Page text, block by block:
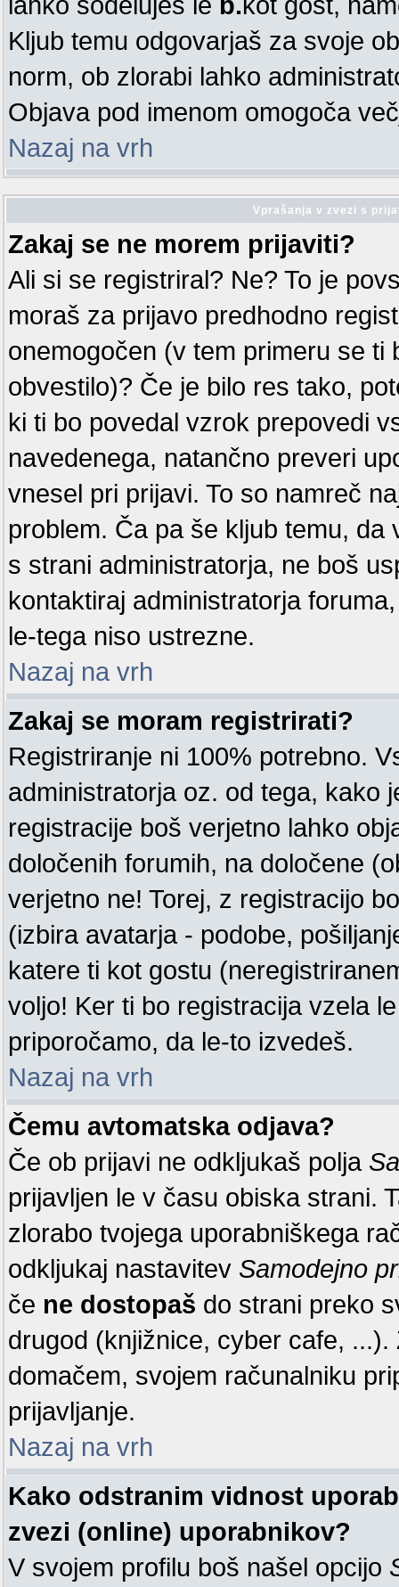
Kljub temu odgovarjaš za svoje
norm, ob zlorabi lahko
Objava pod imenom omogoča
Nazaj na vrh
Vprašanja v zvezi s
Zakaj se ne morem prijaviti?
Ali si se registriral? Ne? To je
moraš za prijavo predhodno
onemogočen (v tem primeru se ti
obvestilo)? Če je bilo res tako,
ki ti bo povedal vzrok prepovedi
navedenega, natančno preveri
vnesel pri prijavi. To so namreč
problem. Ča pa še kljub temu,
s strani administratorja, ne boš
kontaktiraj administratorja
le-tega niso ustrezne.
Nazaj na vrh
Zakaj se moram registrirati?
Registriranje ni 100% potrebno.
administratorja oz. od tega, kako
registracije boš verjetno lahko
določenih forumih, na določene
verjetno ne! Torej, z registracijo
(izbira avatarja - podobe,
katere ti kot gostu
voljo! Ker ti bo registracija vzela
priporočamo, da le-to izvedeš.
Nazaj na vrh
Čemu avtomatska odjava?
Če ob prijavi ne odkljukaš polja
prijavljen le v času obiska strani.
zlorabo tvojega uporabniškega
odkljukaj nastavitev Samodejno
če ne dostopaš do strani preko
drugod (knjižnice, cyber cafe,
domačem, svojem računalniku
prijavljanje.
Nazaj na vrh
Kako odstranim vidnost
zvezi (online) uporabnikov?
V svojem profilu boš našel opcijo